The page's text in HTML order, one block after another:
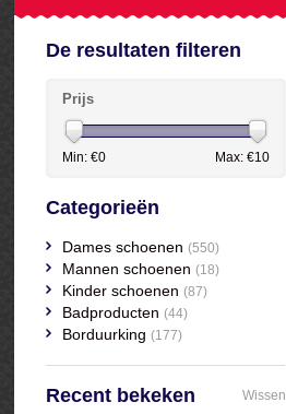
De resultaten filteren
Prijs
Min: €0 Max: €10
Categorieën
Dames schoenen (550)
Mannen schoenen (18)
Kinder schoenen (87)
Badproducten (44)
Borduurking (177)
Recent bekeken Wissen